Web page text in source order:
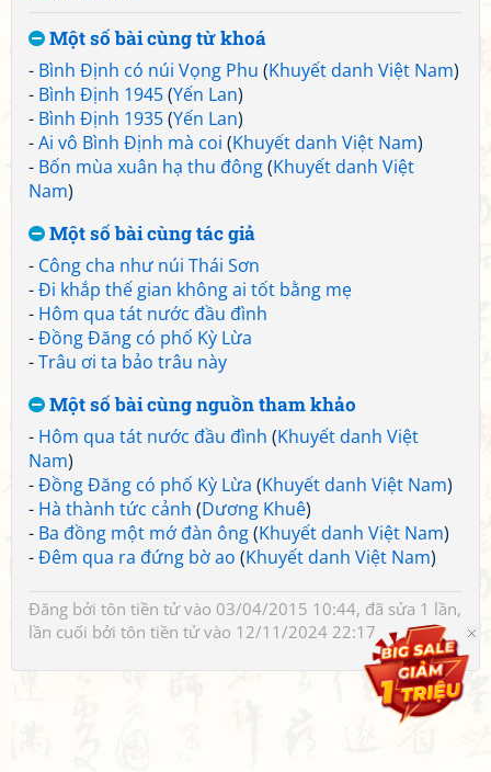
Một số bài cùng từ khoá
- Bình Định có núi Vọng Phu (Khuyết danh Việt Nam)
- Bình Định 1945(Yến Lan)
- Bình Định 1935(Yến Lan)
-Ai vô Bình Định mà coi (Khuyết danh Việt Nam)
- Bốn mùa xuân hạ thu đông(Khuyết danh Việt
Nam)
Một số bài cùng tác giả
- Công cha như núi Thái Sơn
-Đi khắp thế gian không ai tốt bằng mẹ
- Hôm qua tát nước đầu đình
-Đồng Đăng có phố Kỳ Lừa
-Trâu ơi ta bảo trâu này
Một số bài cùng nguồn tham khảo
- Hôm qua tát nước đầu đình (Khuyết danh Việt
Nam)
-Đồng Đăng có phố Kỳ Lừa (Khuyết danh Việt Nam)
- Hà thành tức cảnh (Dương Khuê)
- Ba đồng một mớ đàn ông(Khuyết danh Việt Nam)
-Đêm qua ra đứng bờ ao (Khuyết danh Việt Nam)
Đăng bởi tôn tiền tửvào 03/04/2015 10:44, đã sửa 1 lần,
lần cuối bởi tôn tiền tửvào 12/11/2024 22:17